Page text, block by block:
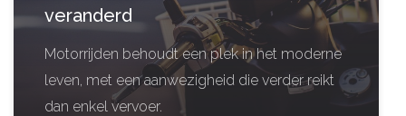
veranderd
Motorrijden behoudt een plek in het moderne
leven, met een aanwezigheid die verder reikt
dan enkel vervoer.